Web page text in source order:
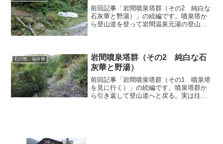
前回記事「岩間噴泉塔群（その2 純白な
石灰華と野湯）」の続編です。噴泉塔か
ら登山道を登って岩間温泉元湯の登山道
脚力ってどうなって...
石川県・福井県
岩間噴泉塔群（その2 純白な石
灰華と野湯）
前回記事「岩間噴泉塔群（その1 噴泉塔
を見に行く）」の続編です。噴泉塔群か
ら引き返して登山道へと戻る。実は往路